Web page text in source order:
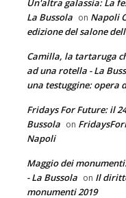
Un'altra galassia: La
La Bussola on Napoli
edizione del salone
Camilla, la tartaruga
ad una rotella - La
una testuggine: opera
Fridays For Future: il
Bussola on
Napoli
Maggio dei
- La Bussola on Il
monumenti 2019